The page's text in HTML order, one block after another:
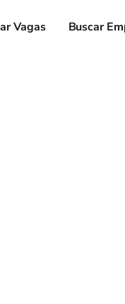
Vagas Buscar